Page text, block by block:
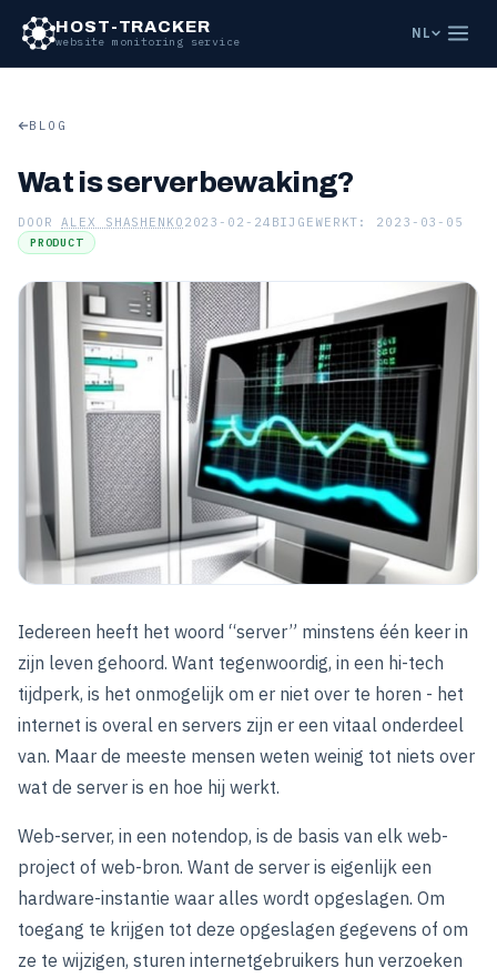
HOST-TRACKER
website monitoring service
NL
BLOG
Wat is serverbewaking?
DOORALEX SHASHENKO 2023-02-24 BIJGEWERKT: 2023-03-05
PRODUCT
Iedereen heeft het woord “server” minstens één keer in
zijn leven gehoord. Want tegenwoordig, in een hi-tech
tijdperk, is het onmogelijk om er niet over te horen - het
internet is overal en servers zijn er een vitaal onderdeel
van. Maar de meeste mensen weten weinig tot niets over
wat de server is en hoe hij werkt.
Web-server, in een notendop, is de basis van elk web-
project of web-bron. Want de server is eigenlijk een
hardware-instantie waar alles wordt opgeslagen. Om
toegang te krijgen tot deze opgeslagen gegevens of om
ze te wijzigen, sturen internetgebruikers hun verzoeken